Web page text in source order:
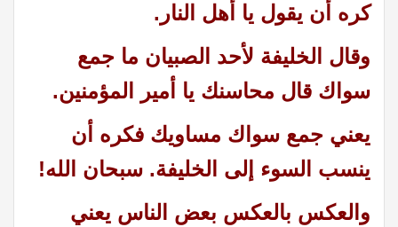
كره أن يقول يا أهل النار.
وقال الخليفة لأحد الصبيان ما جمع
سواك قال محاسنك يا أمير المؤمنين.
يعني جمع سواك مساويك فكره أن
ينسب السوء إلى الخليفة. سبحان الله!
والعكس بالعكس بعض الناس يعني